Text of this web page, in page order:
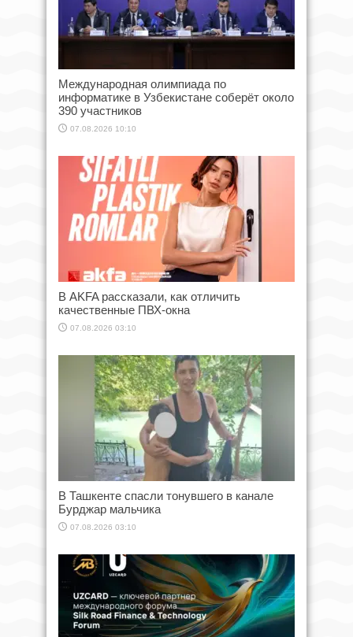
Международная олимпиада по
информатике в Узбекистане соберёт около
390 участников
07.08.2026 10:10
В AKFA рассказали, как отличить
качественные ПВХ-окна
07.08.2026 03:10
В Ташкенте спасли тонувшего в канале
Бурджар мальчика
07.08.2026 03:10